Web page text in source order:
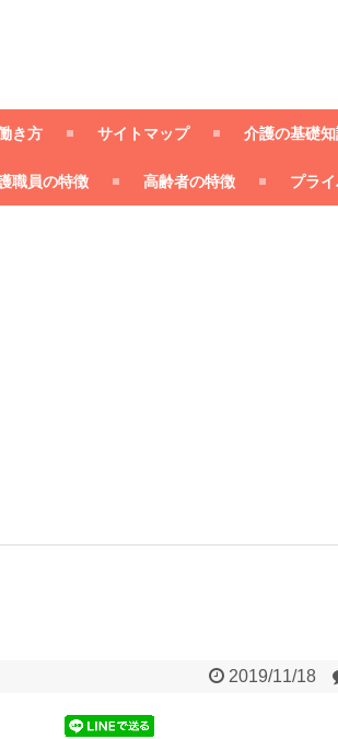
き方 サイトマップ 介護の基礎
職員の特徴 高齢者の特徴 プラ
2019/11/18